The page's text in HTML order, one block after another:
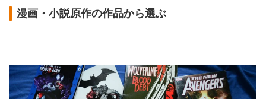
漫画・小説原作の作品から選ぶ